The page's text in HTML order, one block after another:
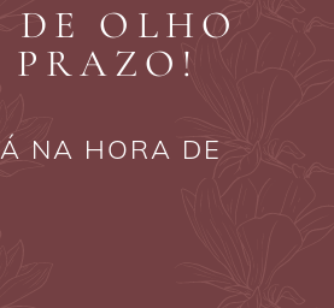
DE OLHO
PRAZO!
NA HORA DE